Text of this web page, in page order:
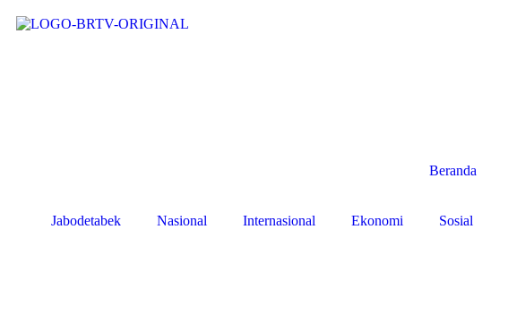
Beranda
Jabodetabek Nasional Internasional Ekonomi Sosial